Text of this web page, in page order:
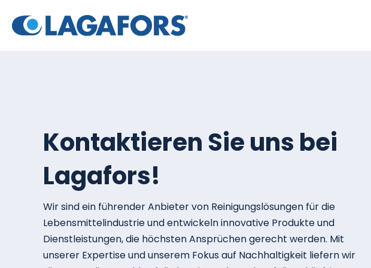
Kontaktieren Sie uns bei
Lagafors!
Wir sind ein führender Anbieter von Reinigungslösungen für die
Lebensmittelindustrie und entwickeln innovative Produkte und
Dienstleistungen, die höchsten Ansprüchen gerecht werden. Mit
unserer Expertise und unserem Fokus auf Nachhaltigkeit liefern wir